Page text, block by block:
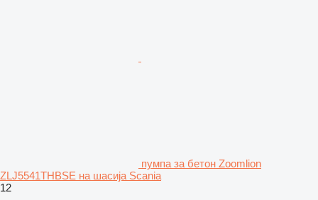
пумпа за бетон Zoomlion
ZLJ5541THBSE на шасија Scania
12